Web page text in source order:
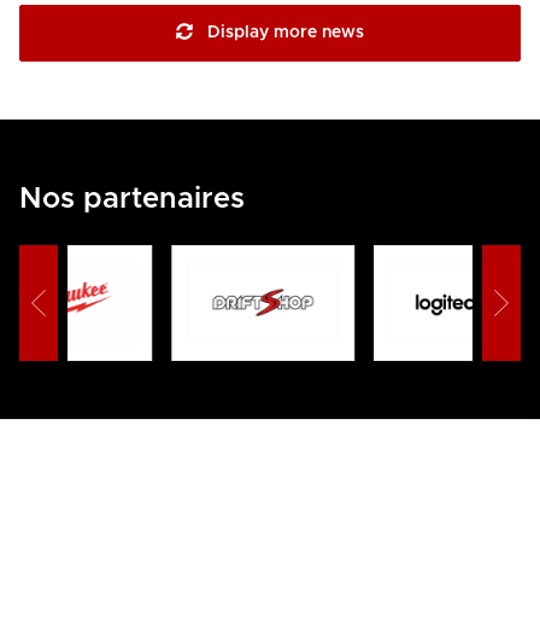
Display more news
Nos partenaires